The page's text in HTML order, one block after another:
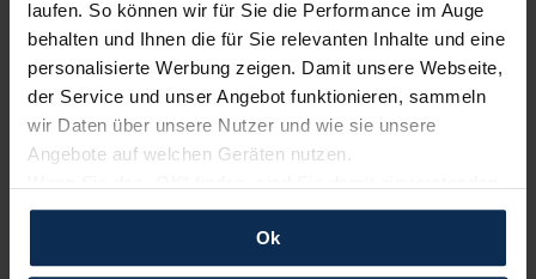
laufen. So können wir für Sie die Performance im Auge
behalten und Ihnen die für Sie relevanten Inhalte und eine
personalisierte Werbung zeigen. Damit unsere Webseite,
der Service und unser Angebot funktionieren, sammeln
wir Daten über unsere Nutzer und wie sie unsere
Angebote auf welchen Geräten nutzen.
und erlauben uns Cookies für unseren Service zu
verwenden und diese Daten an Dritte weiterzugeben,
etwa an unsere Marketingpartner. Falls Sie dem nicht
Ok
KIA BMW